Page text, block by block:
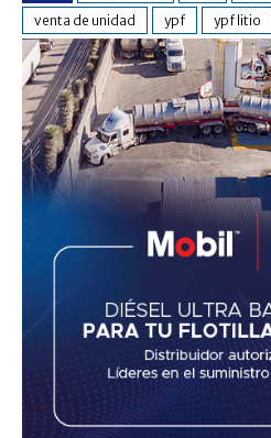
venta de unidad
ypf ypf litio